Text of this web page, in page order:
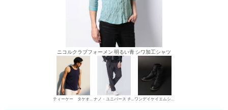
ニコルクラブフォーメン 明るい青 シワ加工シャツ
ティーケー タケオキクチ タンクトップ ナノ・ユニバース チノパン・綿パン ワンデイケイエムシー エンジニア・ペコスブーツ